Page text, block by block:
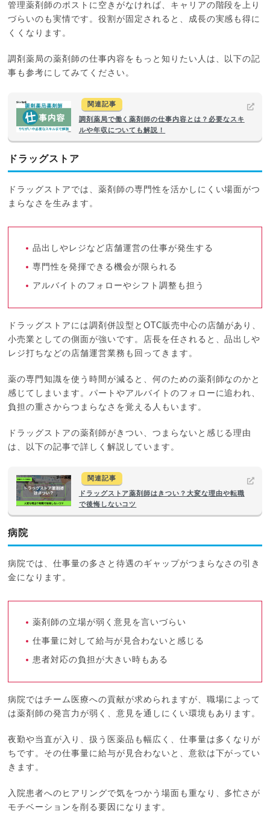
管理薬剤師のポストに空きがなければ、キャリアの階段を上り
づらいのも実情です。役割が固定されると、成長の実感も得に
くくなります。
調剤薬局の薬剤師の仕事内容をもっと知りたい人は、以下の記
事も参考にしてみてください。
関連記事
調剤薬局で働く薬剤師の仕事内容とは？必要なスキ
ルや年収についても解説！
ドラッグストア
ドラッグストアでは、薬剤師の専門性を活かしにくい場面がつ
まらなさを生みます。
品出しやレジなど店舗運営の仕事が発生する
専門性を発揮できる機会が限られる
アルバイトのフォローやシフト調整も担う
ドラッグストアには調剤併設型とOTC販売中心の店舗があり、
小売業としての側面が強いです。店長を任されると、品出しや
レジ打ちなどの店舗運営業務も回ってきます。
薬の専門知識を使う時間が減ると、何のための薬剤師なのかと
感じてしまいます。パートやアルバイトのフォローに追われ、
負担の重さからつまらなさを覚える人もいます。
ドラッグストアの薬剤師がきつい、つまらないと感じる理由
は、以下の記事で詳しく解説しています。
関連記事
ドラッグストア薬剤師はきつい？大変な理由や転職
で後悔しないコツ
病院
病院では、仕事量の多さと待遇のギャップがつまらなさの引き
金になります。
薬剤師の立場が弱く意見を言いづらい
仕事量に対して給与が見合わないと感じる
患者対応の負担が大きい時もある
病院ではチーム医療への貢献が求められますが、職場によって
は薬剤師の発言力が弱く、意見を通しにくい環境もあります。
夜勤や当直が入り、扱う医薬品も幅広く、仕事量は多くなりが
ちです。その仕事量に給与が見合わないと、意欲は下がってい
きます。
入院患者へのヒアリングで気をつかう場面も重なり、多忙さが
モチベーションを削る要因になります。